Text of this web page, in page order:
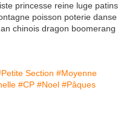
princesse reine luge patins
poisson poterie danse
chinois dragon boomerang
Section #Moyenne
#CP #Noel #Pâques